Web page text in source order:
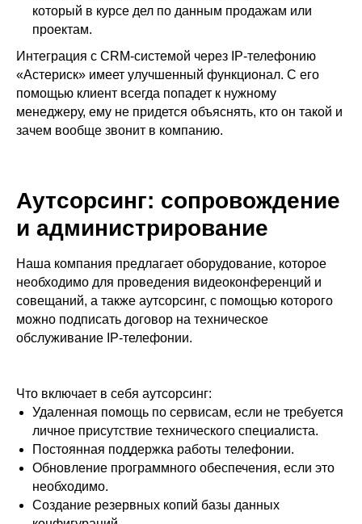
который в курсе дел по данным продажам или
проектам.
Интеграция с CRM-системой через IP-телефонию
«Астериск» имеет улучшенный функционал. С его
помощью клиент всегда попадет к нужному
менеджеру, ему не придется объяснять, кто он такой и
зачем вообще звонит в компанию.
Аутсорсинг: сопровождение
и администрирование
Наша компания предлагает оборудование, которое
необходимо для проведения видеоконференций и
совещаний, а также аутсорсинг, с помощью которого
можно подписать договор на техническое
обслуживание IP-телефонии.
Что включает в себя аутсорсинг:
Удаленная помощь по сервисам, если не требуется
личное присутствие технического специалиста.
Постоянная поддержка работы телефонии.
Обновление программного обеспечения, если это
необходимо.
Создание резервных копий базы данных